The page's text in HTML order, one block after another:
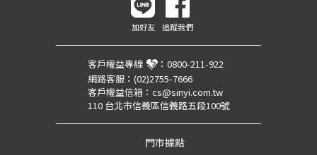
加好友 追蹤我們
客戶權益專線 ： 0800-211-922
網路客服： (02)2755-7666
客戶權益信箱： cs@sinyi.com.tw
110 台北市信義區信義路五段100號
門市據點